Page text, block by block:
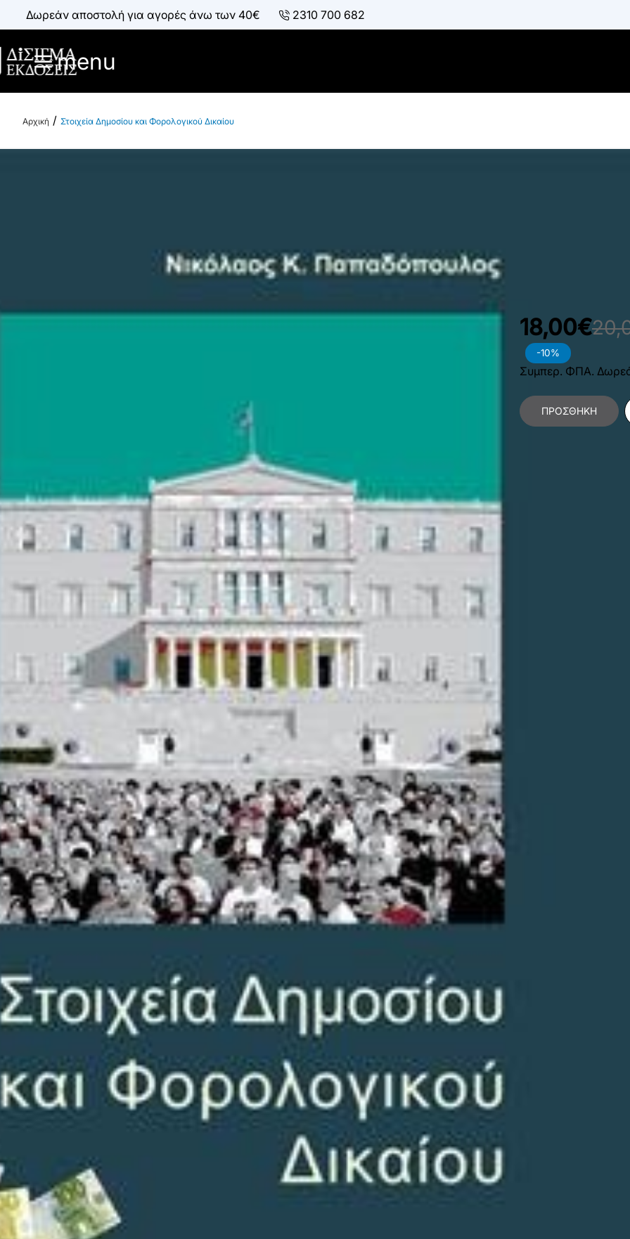
Δωρεάν αποστολή για αγορές άνω των 40€ 2310 700 682
menu
Στοιχεία Δημοσίου και Φορολογικού Δικαίου
Στοιχεία
-10%
18,00€
Συμπερ. ΦΠΑ.
ΠΡΟΣΘΉΚΗ